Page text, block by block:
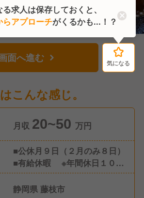
面へ進む 気になる
こんな感じ。
月収 20~50 万円
■公休月９日（２月のみ８日）
■有給休暇 ※年間休日１０７
日
静岡県 藤枝市
気になる
求人は保存しておくと、
らアプローチがくるかも...！？